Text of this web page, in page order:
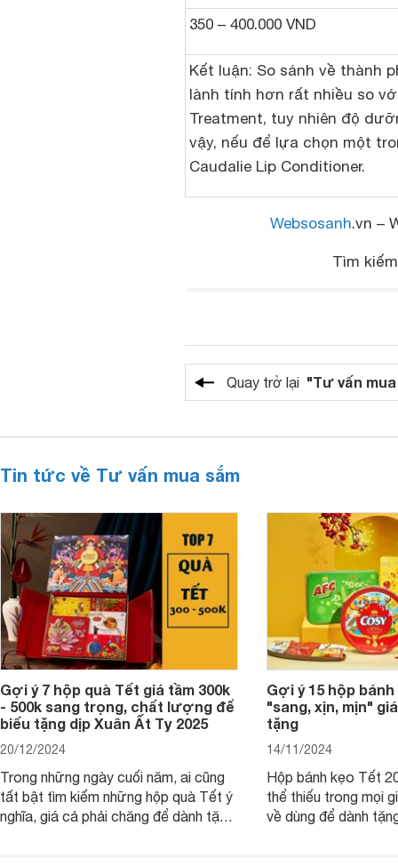
350 – 400.000 VND
Kết luận: So sánh về thành
lành tính hơn rất nhiều so
Treatment, tuy nhiên độ
vậy, nếu để lựa chọn một
Caudalie Lip Conditioner.
Websosanh.vn –
Tìm
Quay trở lại "Tư vấn
Tin tức về Tư vấn mua sắm
Gợi ý 7 hộp quà Tết giá tầm 300k
- 500k sang trọng, chất lượng để
biếu tặng dịp Xuân Ất Tỵ 2025
20/12/2024
Trong những ngày cuối năm, ai cũng
tất bật tìm kiếm những hộp quà Tết ý
nghĩa, giá cả phải chăng để dành tặng
Gợi ý 15 hộp
"sang, xịn, mịn"
tặng
14/11/2024
Hộp bánh kẹo Tết
thể thiếu trong mọi
về dùng để dành